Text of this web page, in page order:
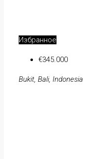
Избранное
€345.000
Bukit, Bali, Indonesia